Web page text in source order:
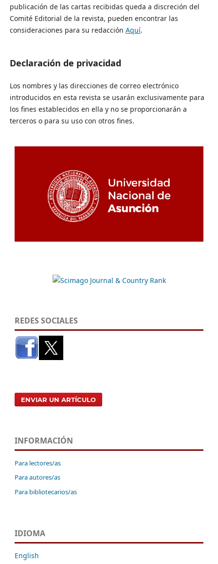
publicación de las cartas recibidas queda a discreción del
Comité Editorial de la revista, pueden encontrar las
consideraciones para su redacción Aquí.
Declaración de privacidad
Los nombres y las direcciones de correo electrónico
introducidos en esta revista se usarán exclusivamente para
los fines establecidos en ella y no se proporcionarán a
terceros o para su uso con otros fines.
REDES SOCIALES
ENVIAR UN ARTÍCULO
INFORMACIÓN
Para lectores/as
Para autores/as
Para bibliotecarios/as
IDIOMA
English